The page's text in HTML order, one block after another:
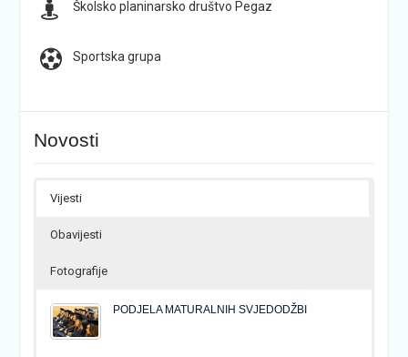
Školsko planinarsko društvo Pegaz
Sportska grupa
Novosti
Vijesti
Obavijesti
Fotografije
PODJELA MATURALNIH SVJEDODŽBI